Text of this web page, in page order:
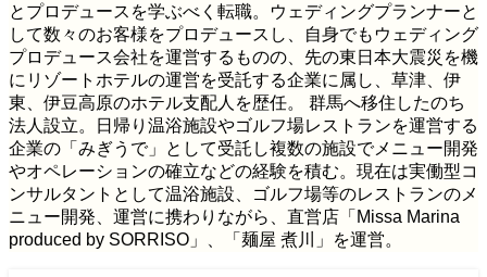
とプロデュースを学ぶべく転職。ウェディングプランナーと
して数々のお客様をプロデュースし、自身でもウェディング
プロデュース会社を運営するものの、先の東日本大震災を機
にリゾートホテルの運営を受託する企業に属し、草津、伊
東、伊豆高原のホテル支配人を歴任。 群馬へ移住したのち
法人設立。日帰り温浴施設やゴルフ場レストランを運営する
企業の「みぎうで」として受託し複数の施設でメニュー開発
やオペレーションの確立などの経験を積む。現在は実働型コ
ンサルタントとして温浴施設、ゴルフ場等のレストランのメ
ニュー開発、運営に携わりながら、直営店「Missa Marina
produced by SORRISO」、「麺屋 煮川」を運営。